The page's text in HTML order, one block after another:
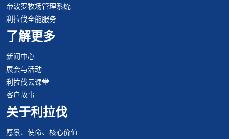
帝波罗牧场管理系统
利拉伐全能服务
了解更多
新闻中心
展会与活动
利拉伐云课堂
客户故事
关于利拉伐
愿景、使命、核心价值